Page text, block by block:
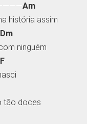
Am
história assim
Dm
ninguém
F
tão doces